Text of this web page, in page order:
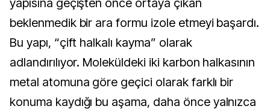
yapısına geçişten önce ortaya çıkan
beklenmedik bir ara formu izole etmeyi başardı.
Bu yapı, “çift halkalı kayma” olarak
adlandırılıyor. Moleküldeki iki karbon halkasının
metal atomuna göre geçici olarak farklı bir
konuma kaydığı bu aşama, daha önce yalnızca